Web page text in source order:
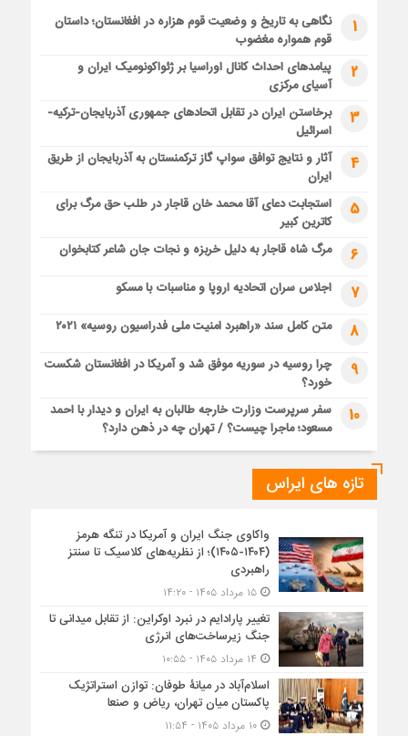
1
نگاهی به تاریخ و وضعیت قوم هزاره در افغانستان؛ داستان
قوم همواره مغضوب
2
پیامدهای احداث کانال اوراسیا بر ژئواکونومیک ایران و
آسیای مرکزی
3
برخاستن ایران در تقابل اتحادهای جمهوری آذربایجان-ترکیه-
اسرائیل
4
آثار و نتایج توافق سواپ گاز ترکمنستان به آذربایجان از طریق
ایران
5
استجابت دعای آقا محمد خان قاجار در طلب حق مرگ برای
کاترین کبیر
6 مرگ شاه قاجار به دلیل خربزه و نجات جان شاعر کتابخوان
7 اجلاس سران اتحادیه اروپا و مناسبات با مسکو
8 متن کامل سند «راهبرد امنیت ملی فدراسیون روسیه» ۲۰۲۱
9
چرا روسیه در سوریه موفق شد و آمریکا در افغانستان شکست
خورد؟
10
سفر سرپرست وزارت خارجه طالبان به ایران و دیدار با احمد
مسعود؛ ماجرا چیست؟ / تهران چه در ذهن دارد؟
تازه های ایراس
واکاوی جنگ ایران و آمریکا در تنگه هرمز
(۱۴۰۴-۱۴۰۵)؛ از نظریه‌های کلاسیک تا سنتز
راهبردی
۱۵ مرداد ۱۴۰۵ - ۱۴:۲۰
تغییر پارادایم در نبرد اوکراین: از تقابل میدانی تا
جنگ زیرساخت‌های انرژی
اسلام‌آباد در میانۀ طوفان: توازن استراتژیک
پاکستان میان تهران، ریاض و صنعا
۱۰ مرداد ۱۴۰۵ - ۱۱:۵۴